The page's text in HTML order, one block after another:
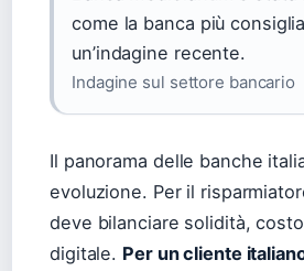
come la banca più
un’indagine recente.
Indagine sul settore bancario
Il panorama delle banche
evoluzione. Per il
deve bilanciare solidità,
digitale. Per un cliente